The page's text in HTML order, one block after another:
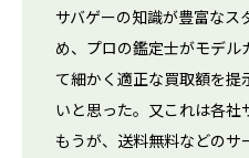
サバゲーの知識が豊富なス
め、プロの鑑定士がモデ
て細かく適正な買取額を提
いと思った。又これは各
もうが、送料無料などのサ